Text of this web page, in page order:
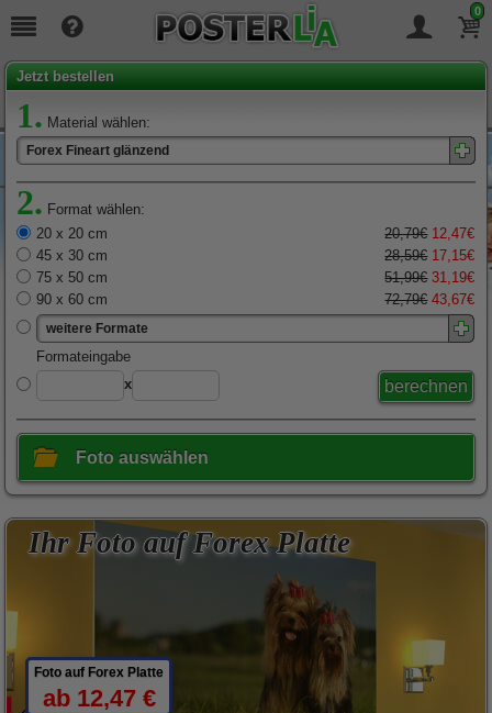
0
Seit19Jahren täglich für Sie da!
Jetzt bestellen
1. Material wählen:
Forex Fineart glänzend
2. Format wählen:
20 x 20 cm
20,79€ 12,47€
45 x 30 cm
28,59€ 17,15€
75 x 50 cm
51,99€ 31,19€
90 x 60 cm
72,79€ 43,67€
weitere Formate
x
Foto auswählen
Ihr Foto auf Forex Platte
Foto auf Forex Platte
ab 12,47 €